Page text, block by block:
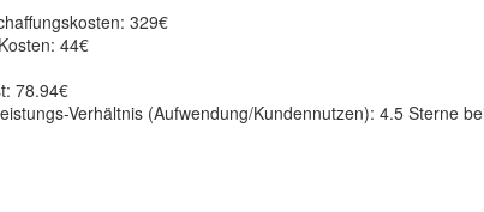
329€
44€
78.94€
Verhältnis (Aufwendung/Kundennutzen): 4.5 Sterne